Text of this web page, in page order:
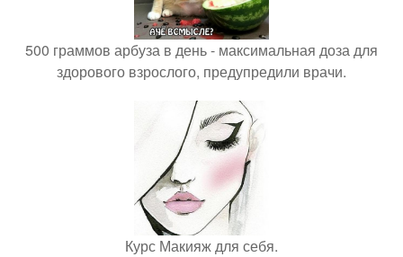
500 граммов арбуза в день - максимальная доза для
здорового взрослого, предупредили врачи.
Курс Макияж для себя.